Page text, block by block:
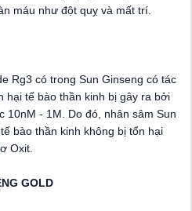
máu như đột quỵ và mất trí.
Rg3 có trong Sun Ginseng có tác
hại tế bào thần kinh bị gây ra bởi
10nM - 1M. Do đó, nhân sâm Sun
bào thần kinh không bị tổn hại
Oxit.
GOLD